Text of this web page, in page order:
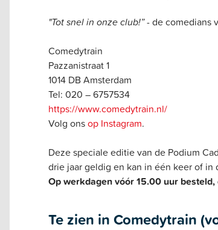
"Tot snel in onze club!”- de comedians
Comedytrain
Pazzanistraat 1
1014 DB Amsterdam
Tel: 020 – 6757534
https://www.comedytrain.nl/
Volg onsop Instagram.
Deze speciale editie van de Podium
drie jaar geldig en kan in één keer of in
Op werkdagen vóór 15.00 uur
Te zien in Comedytrain